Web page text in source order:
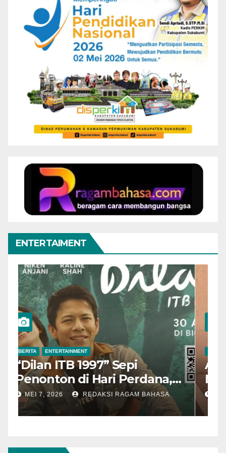
ENTERTAIMENT
BERITA ENTERTAINMENT
“Dilan ITB 1997” Sepi
Penonton di Hari Perdana,
Pengamat Nilai Cerita
Kurang Kuat
MEI 7, 2026 REDAKSI RAGAM BAHASA